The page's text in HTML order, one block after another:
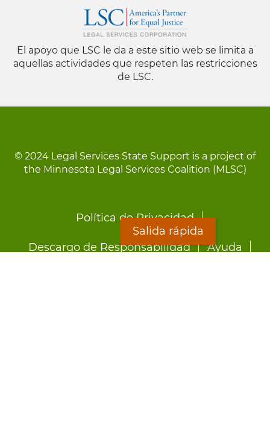
El apoyo que LSC le da a este sitio web se limita a
aquellas actividades que respeten las restricciones
de LSC.
© 2024 Legal Services State Support is a project of
the Minnesota Legal Services Coalition (MLSC)
Política de Privacidad
Descargo de Responsabilidad Ayuda
Salida rápida